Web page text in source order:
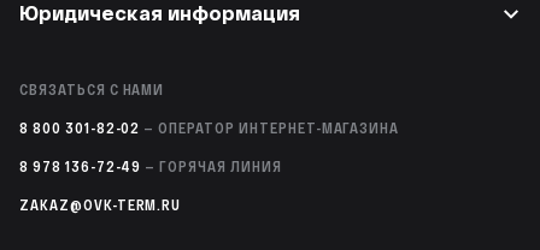
Контакты
Для партнеров
Правила программы лояльности
Юридическая информация
лицам
Пользовательское соглашение
СВЯЗАТЬСЯ С НАМИ
8 800 301-82-02 — ОПЕРАТОР ИНТЕРНЕТ-МАГАЗИНА
8 978 136-72-49 — ГОРЯЧАЯ ЛИНИЯ
ZAKAZ@OVK-TERM.RU